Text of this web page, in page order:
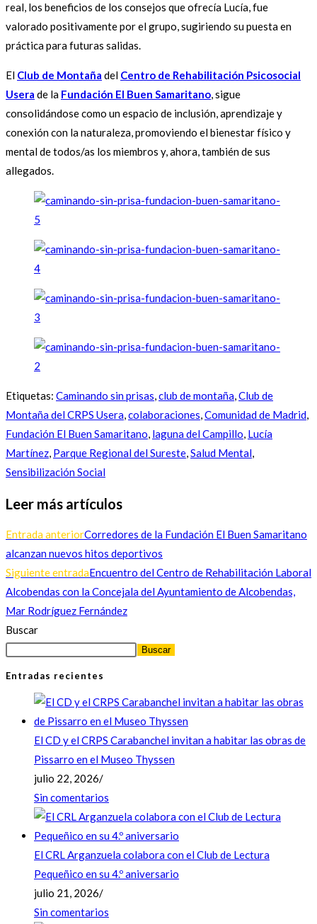
real, los beneficios de los consejos que ofrecía Lucía, fue
valorado positivamente por el grupo, sugiriendo su puesta en
práctica para futuras salidas.
El Club de Montaña del Centro de Rehabilitación Psicosocial
Usera de la Fundación El Buen Samaritano, sigue
consolidándose como un espacio de inclusión, aprendizaje y
conexión con la naturaleza, promoviendo el bienestar físico y
mental de todos/as los miembros y, ahora, también de sus
allegados.
Etiquetas: Caminando sin prisas,club de montaña,Club de
Montaña del CRPS Usera,colaboraciones,Comunidad de Madrid,
Fundación El Buen Samaritano, laguna del Campillo, Lucía
Martínez, Parque Regional del Sureste,Salud Mental,
Sensibilización Social
Leer más artículos
Entrada anteriorCorredores de la Fundación El Buen Samaritano
alcanzan nuevos hitos deportivos
Siguiente entradaEncuentro del Centro de Rehabilitación Laboral
Alcobendas con la Concejala del Ayuntamiento de Alcobendas,
Mar Rodríguez Fernández
Buscar
Buscar
Entradas recientes
El CD y el CRPS Carabanchel invitan a habitar las obras de
Pissarro en el Museo Thyssen
julio 22, 2026/
Sin comentarios
El CRL Arganzuela colabora con el Club de Lectura
Pequeñico en su 4.º aniversario
julio 21, 2026/
Sin comentarios